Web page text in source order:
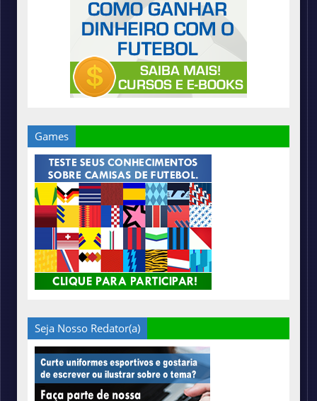
Games
Seja Nosso Redator(a)